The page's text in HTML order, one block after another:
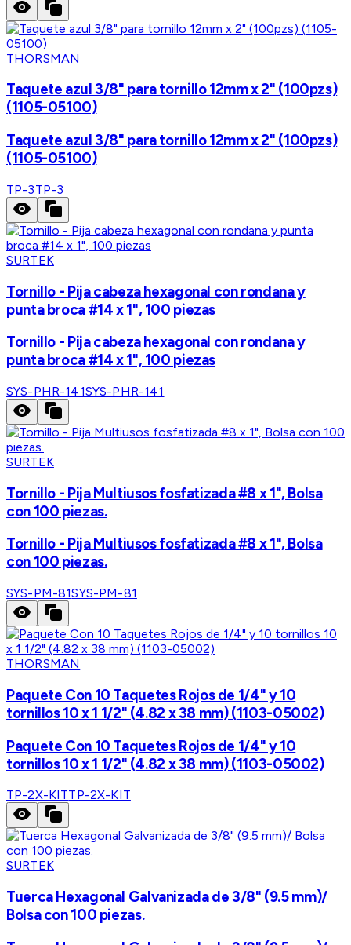
THORSMAN
Taquete azul 3/8" para tornillo 12mm x 2" (100pzs)
(1105-05100)
Taquete azul 3/8" para tornillo 12mm x 2" (100pzs)
(1105-05100)
TP-3TP-3
SURTEK
Tornillo - Pija cabeza hexagonal con rondana y
punta broca #14 x 1", 100 piezas
Tornillo - Pija cabeza hexagonal con rondana y
punta broca #14 x 1", 100 piezas
SYS-PHR-141SYS-PHR-141
SURTEK
Tornillo - Pija Multiusos fosfatizada #8 x 1", Bolsa
con 100 piezas.
Tornillo - Pija Multiusos fosfatizada #8 x 1", Bolsa
con 100 piezas.
SYS-PM-81SYS-PM-81
THORSMAN
Paquete Con 10 Taquetes Rojos de 1/4" y 10
tornillos 10 x 1 1/2" (4.82 x 38 mm) (1103-05002)
Paquete Con 10 Taquetes Rojos de 1/4" y 10
tornillos 10 x 1 1/2" (4.82 x 38 mm) (1103-05002)
TP-2X-KITTP-2X-KIT
SURTEK
Tuerca Hexagonal Galvanizada de 3/8" (9.5 mm)/
Bolsa con 100 piezas.